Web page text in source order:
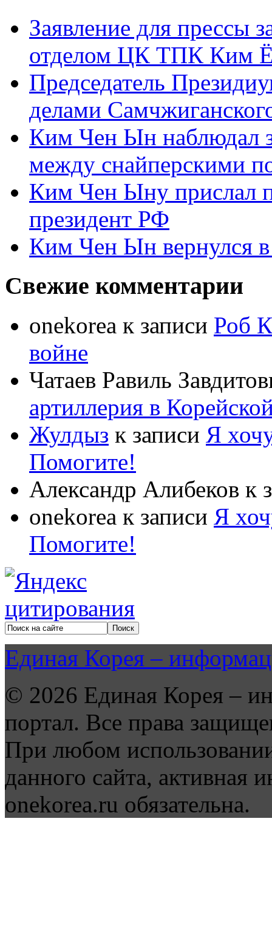
Заявление для прессы
отделом ЦК ТПК Ким
Председатель
делами
Ким Чен Ын наблюдал
между снайперскими
Ким Чен Ыну прислал
президент РФ
Ким Чен Ын вернулся
Свежие комментарии
onekorea к записи Роб
войне
Чатаев Равиль
артиллерия в
Жулдыз к записи Я
Помогите!
Александр Алибеков к
onekorea к записи Я
Помогите!
Единая Корея –
© 2026 Единая Корея –
портал. Все права
При любом
данного сайта, активная
onekorea.ru обязательна.